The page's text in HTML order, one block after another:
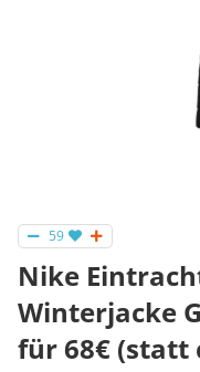
59
Nike
Winterjacke
für 68€ (statt